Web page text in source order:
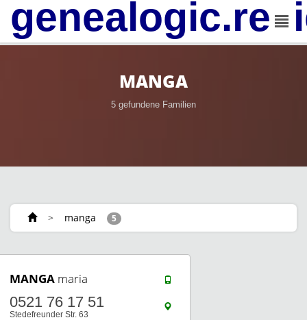
MANGA
5 gefundene Familien
> manga 5
MANGA maria
0521 76 17 51
Stedefreunder Str. 63